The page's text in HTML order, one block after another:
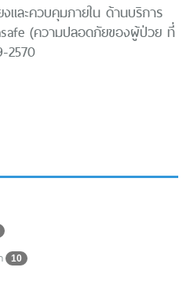
และควบคุมภายใน ด้านบริการ
(ความปลอดภัยของผู้ป่วย ที่
2570
10